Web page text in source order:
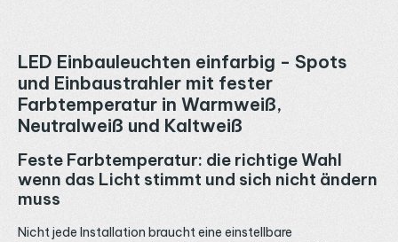
LED Einbauleuchten einfarbig - Spots
und Einbaustrahler mit fester
Farbtemperatur in Warmweiß,
Neutralweiß und Kaltweiß
Feste Farbtemperatur: die richtige Wahl
wenn das Licht stimmt und sich nicht ändern
muss
Nicht jede Installation braucht eine einstellbare